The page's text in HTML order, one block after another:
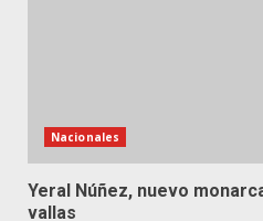
Nacionales
Yeral Núñez, nuevo
vallas